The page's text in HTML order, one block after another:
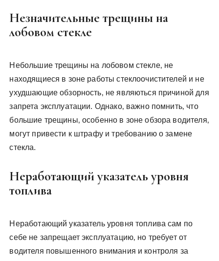
Незначительные трещины на
лобовом стекле
Небольшие трещины на лобовом стекле‚ не
находящиеся в зоне работы стеклоочистителей и не
ухудшающие обзорность‚ не являються причиной для
запрета эксплуатации. Однако‚ важно помнить‚ что
большие трещины‚ особенно в зоне обзора водителя‚
могут привести к штрафу и требованию о замене
стекла.
Неработающий указатель уровня
топлива
Неработающий указатель уровня топлива сам по
себе не запрещает эксплуатацию‚ но требует от
водителя повышенного внимания и контроля за